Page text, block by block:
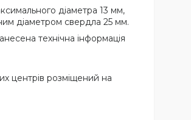
діаметра 13 мм,
діаметром свердла 25 мм.
технічна інформація
центрів розміщений на